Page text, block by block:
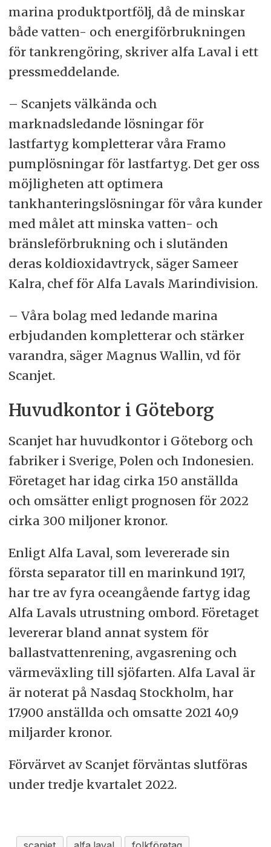
marina produktportfölj, då de minskar
både vatten- och energiförbrukningen
för tankrengöring, skriver alfa Laval i ett
pressmeddelande.
– Scanjets välkända och
marknadsledande lösningar för
lastfartyg kompletterar våra Framo
pumplösningar för lastfartyg. Det ger oss
möjligheten att optimera
tankhanteringslösningar för våra kunder
med målet att minska vatten- och
bränsleförbrukning och i slutänden
deras koldioxidavtryck, säger Sameer
Kalra, chef för Alfa Lavals Marindivision.
– Våra bolag med ledande marina
erbjudanden kompletterar och stärker
varandra, säger Magnus Wallin, vd för
Scanjet.
Huvudkontor i Göteborg
Scanjet har huvudkontor i Göteborg och
fabriker i Sverige, Polen och Indonesien.
Företaget har idag cirka 150 anställda
och omsätter enligt prognosen för 2022
cirka 300 miljoner kronor.
Enligt Alfa Laval, som levererade sin
första separator till en marinkund 1917,
har tre av fyra oceangående fartyg idag
Alfa Lavals utrustning ombord. Företaget
levererar bland annat system för
ballastvattenrening, avgasrening och
värmeväxling till sjöfarten. Alfa Laval är
är noterat på Nasdaq Stockholm, har
17.900 anställda och omsatte 2021 40,9
miljarder kronor.
Förvärvet av Scanjet förväntas slutföras
under tredje kvartalet 2022.